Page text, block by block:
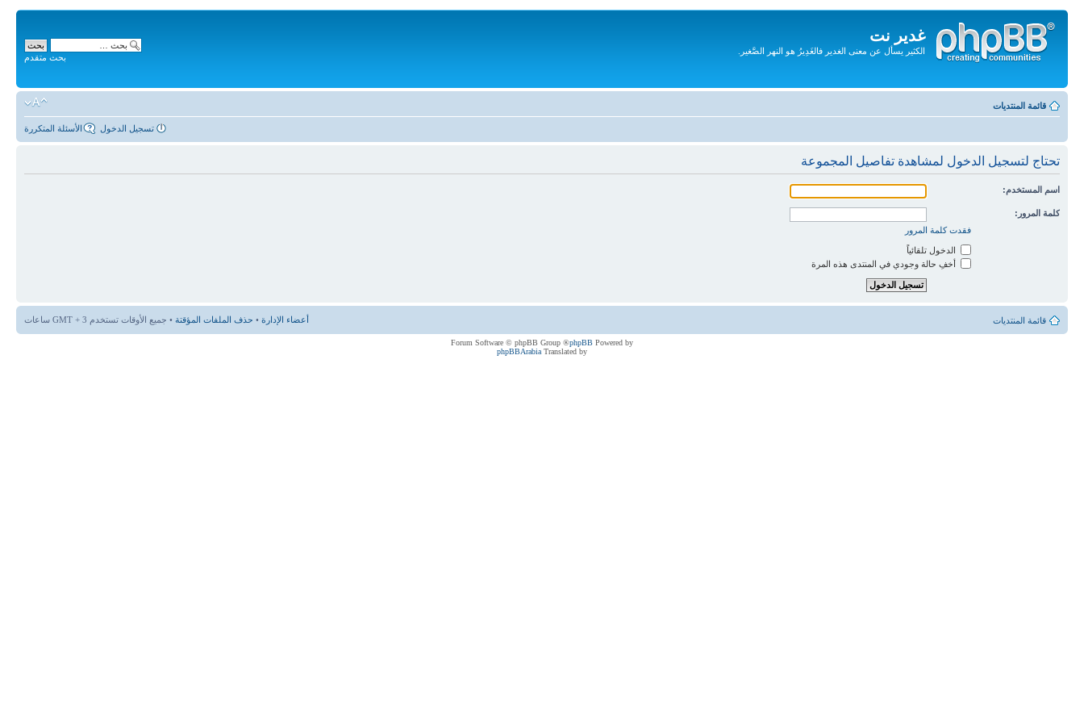
غدير نت
الكثير يسأل عن معنى الغدير فالغَدِيرُ هو النهر الصَّغير.
المحتويات
بحث متقدم
قائمة المنتديات
الأسئلة المتكررة تسجيل الدخول
تحتاج لتسجيل الدخول لمشاهدة تفاصيل المجموعة
اسم المستخدم:
كلمة المرور:
فقدت كلمة المرور
الدخول تلقائياً
أخفِ حالة وجودي في المنتدى هذه المرة
قائمة المنتديات أعضاء الإدارة • حذف الملفات المؤقتة • جميع الأوقات تستخدم GMT + 3 ساعات
Powered by
phpBB
® Forum Software © phpBB Group
Translated by
phpBBArabia